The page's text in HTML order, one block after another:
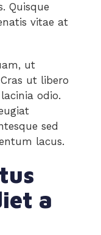
Quisque
vitae at
ut
ut libero
odio.
sed
lacus.
a